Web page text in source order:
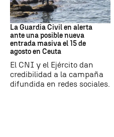
Ceuta
La Guardia Civil en alerta
ante una posible nueva
entrada masiva el 15 de
agosto en Ceuta
El CNI y el Ejército dan
credibilidad a la campaña
difundida en redes sociales.